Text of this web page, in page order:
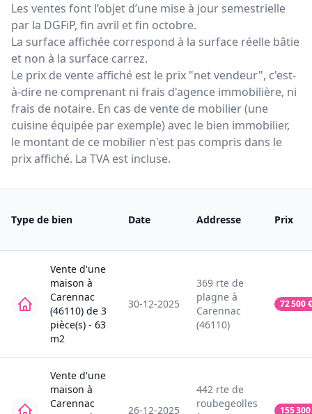
Les ventes font l’objet d’une mise à jour semestrielle
par la DGFiP, fin avril et fin octobre.
La surface affichée correspond à la surface réelle bâtie
et non à la surface carrez.
Le prix de vente affiché est le prix "net vendeur", c'est-
à-dire ne comprenant ni frais d'agence immobilière, ni
frais de notaire. En cas de vente de mobilier (une
cuisine équipée par exemple) avec le bien immobilier,
le montant de ce mobilier n'est pas compris dans le
prix affiché. La TVA est incluse.
Type de bien Date Addresse Prix
Vente d'une
maison à
Carennac
(46110) de 3
pièce(s) - 63
m2
30-12-2025
369 rte de
plagne à
Carennac
(46110)
72 500€
Vente d'une
maison à
Carennac
26-12-2025
442 rte de
roubegeolles
155 300